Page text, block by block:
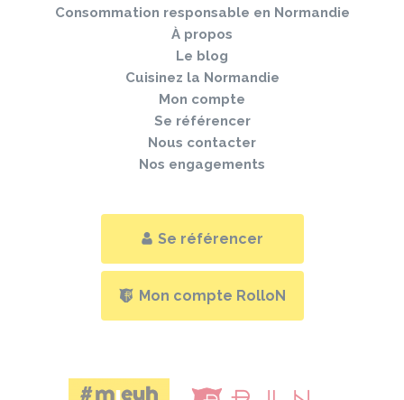
Consommation responsable en Normandie
À propos
Le blog
Cuisinez la Normandie
Mon compte
Se référencer
Nous contacter
Nos engagements
Se référencer
Mon compte RolloN